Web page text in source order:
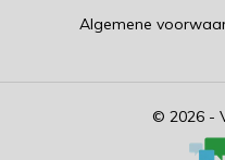
© 2026 -
Algemene